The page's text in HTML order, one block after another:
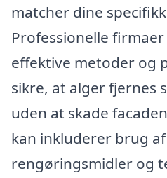
matcher dine
Professionelle
effektive metoder og
sikre, at alger fjernes
uden at skade
kan inkluderer brug
rengøringsmidler og